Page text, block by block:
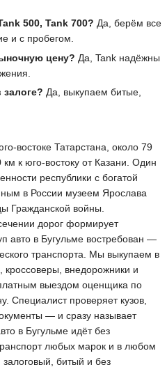
500, Tank 700? Да, берём все
и с пробегом.
цену? Да, Tank надёжны
Да, выкупаем битые,
востоке Татарстана, около 79
к юго-востоку от Казани. Один
республики с богатой
в России музеем Ярослава
Гражданской войны.
дорог формирует
авто в Бугульме востребован —
транспорта. Мы выкупаем в
кроссоверы, внедорожники и
выездом оценщика по
Специалист проверяет кузов,
— и сразу называет
в Бугульме идёт без
любых марок и в любом
битый и без